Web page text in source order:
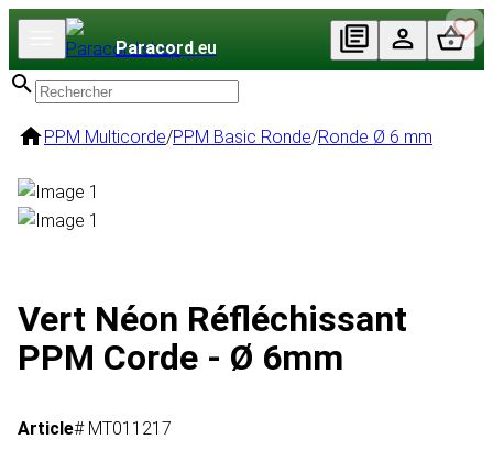
Paracord.eu
PPM Multicorde/PPM Basic Ronde/Ronde Ø 6 mm
Vert Néon Réfléchissant
PPM Corde - Ø 6mm
Article# MT011217